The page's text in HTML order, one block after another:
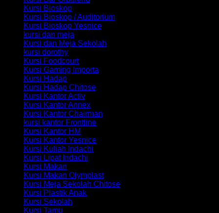
Kursi Bioskop
Kursi Bioskop / Auditorium
Kursi Bioskop Yesnice
kursi dan meja
Kursi dan Meja Sekolah
kursi dorothy
Kursi Foodcourt
Kursi Gaming Importa
Kursi Hadap
Kursi Hadap Chitose
Kursi Kantor Activ
Kursi Kantor Annex
Kursi Kantor Chairman
kursi kantor Frontline
Kursi Kantor HM
Kursi Kantor Yesnice
Kursi Kuliah Indachi
Kursi Lipat Indachi
Kursi Makan
Kursi Makan Olymplast
Kursi Meja Sekolah Chitose
Kursi Plastik Anak
Kursi Sekolah
Kursi Tamu